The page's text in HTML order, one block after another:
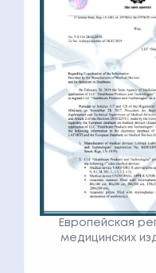
Европейская
медицинских